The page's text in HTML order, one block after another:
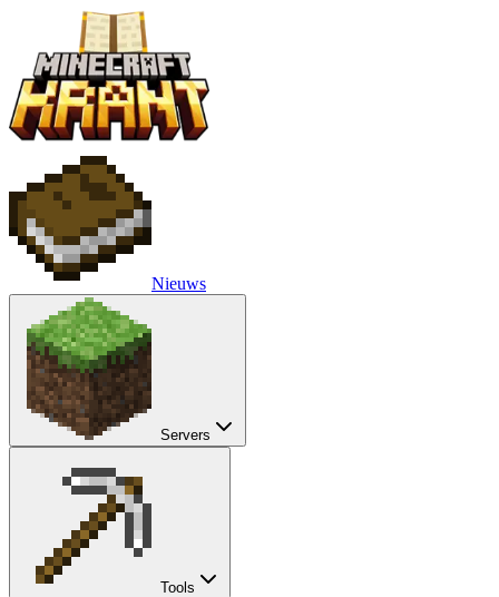
Nieuws
Servers
Tools